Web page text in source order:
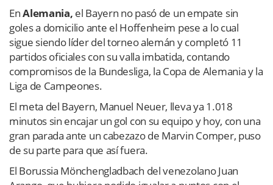
EnAlemania, el Bayern no pasó de un empate sin
goles a domicilio ante el Hoffenheim pese a lo cual
sigue siendo líder del torneo alemán y completó 11
partidos oficiales con su valla imbatida, contando
compromisos de la Bundesliga, la Copa de Alemania y la
Liga de Campeones.
El meta del Bayern, Manuel Neuer, lleva ya 1.018
minutos sin encajar un gol con su equipo y hoy, con una
gran parada ante un cabezazo de Marvin Comper, puso
de su parte para que así fuera.
El Borussia Mönchengladbach del venezolano Juan